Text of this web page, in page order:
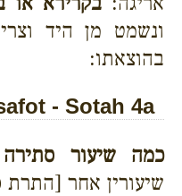
ונשמט מן היד
בהוצאתו:
- Sotah 4a
כמה שיעור
שיעורין אחר [התרת